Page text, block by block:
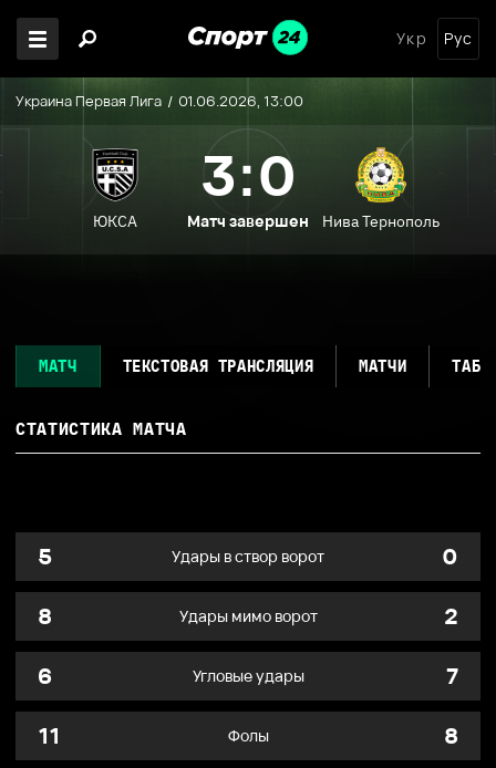
Укр Рус
Украина Первая Лига 01.06.2026, 13:00
ЮКСА
3:0
Матч завершен Нива Тернополь
МАТЧ ТЕКСТОВАЯ ТРАНСЛЯЦИЯ МАТЧИ
СТАТИСТИКА МАТЧА
5 Удары в створ ворот
0
8
Удары мимо ворот
2
6
Угловые удары
7
11
Фолы
8